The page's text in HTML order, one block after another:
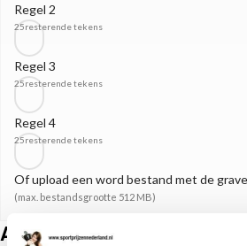
Regel 2
25resterende tekens
Regel 3
25resterende tekens
Regel 4
25resterende tekens
Of upload een word bestand met de
(max. bestandsgrootte 512 MB)
Afbeelding